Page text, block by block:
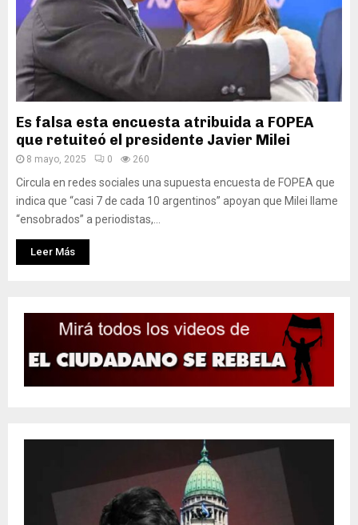
Es falsa esta encuesta atribuida a FOPEA
que retuiteó el presidente Javier Milei
8 mayo, 2025 0 260
Circula en redes sociales una supuesta encuesta de FOPEA que
indica que “casi 7 de cada 10 argentinos” apoyan que Milei llame
“ensobrados” a periodistas,...
Leer Más